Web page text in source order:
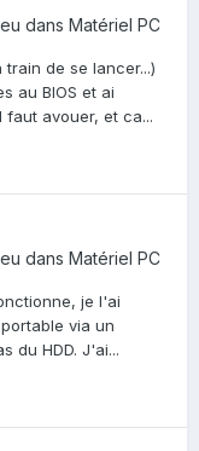
dans Matériel PC
de se lancer...)
au BIOS et ai
avouer, et ca...
dans Matériel PC
je l'ai
via un
du HDD. J'ai...